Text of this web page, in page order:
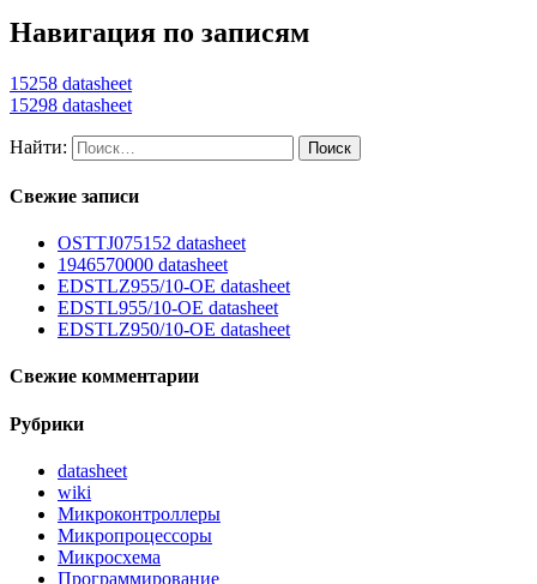
Навигация по записям
15258 datasheet
15298 datasheet
Найти:
Свежие записи
OSTTJ075152 datasheet
1946570000 datasheet
EDSTLZ955/10-OE datasheet
EDSTL955/10-OE datasheet
EDSTLZ950/10-OE datasheet
Свежие комментарии
Рубрики
datasheet
wiki
Микроконтроллеры
Микропроцессоры
Микросхема
Программирование